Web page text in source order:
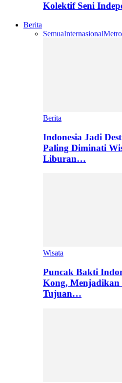
Kolektif Seni
Berita
SemuaInternasional
Berita
Indonesia Jadi
Paling Diminati
Liburan…
Wisata
Puncak Bakti
Kong, Menjadikan
Tujuan…